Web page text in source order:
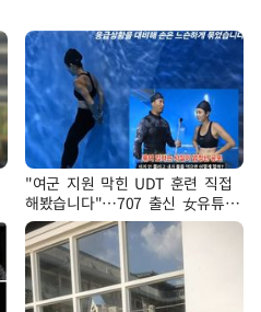
"여군 지원 막힌 UDT 훈련 직접
해봤습니다"…707 출신 女유튜버
'완벽 소화'